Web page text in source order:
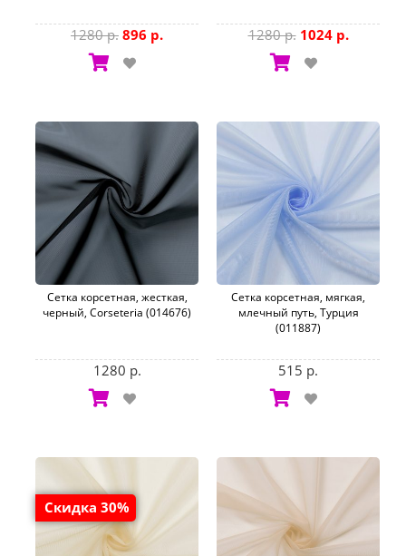
1280 р. 896 р. 1280 р. 1024 р.
Сетка корсетная, жесткая,
черный, Corseteria (014676)
1280 р.
Сетка корсетная, мягкая,
млечный путь, Турция
(011887)
515 р.
Скидка 30%